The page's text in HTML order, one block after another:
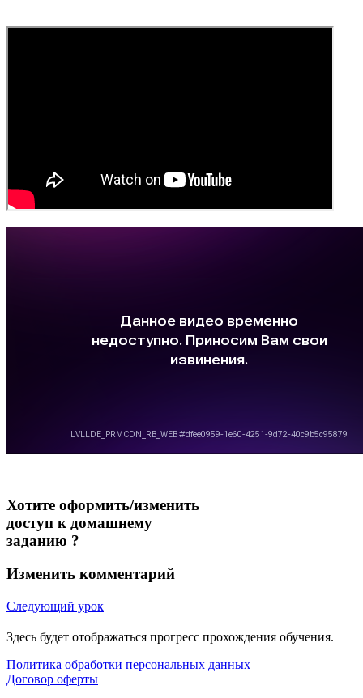
Хотите оформить/изменить
доступ к домашнему
заданию ?
Изменить комментарий
Следующий урок
Здесь будет отображаться прогресс прохождения обучения.
Политика обработки персональных данных
Договор оферты